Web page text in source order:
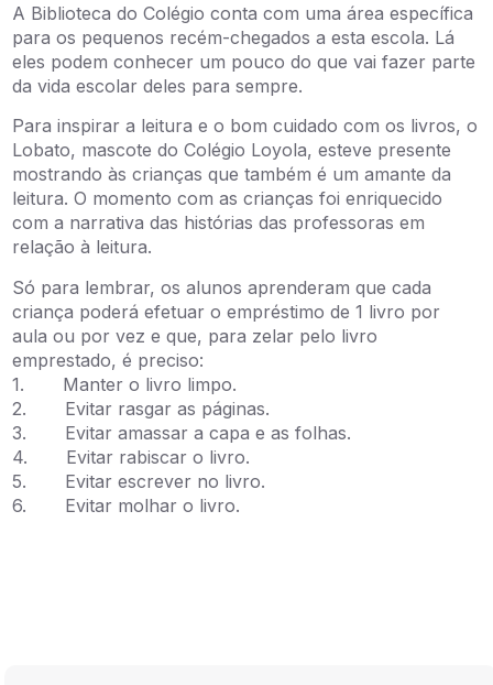
A Biblioteca do Colégio conta com uma área específica
para os pequenos recém-chegados a esta escola. Lá
eles podem conhecer um pouco do que vai fazer parte
da vida escolar deles para sempre.
Para inspirar a leitura e o bom cuidado com os livros, o
Lobato, mascote do Colégio Loyola, esteve presente
mostrando às crianças que também é um amante da
leitura. O momento com as crianças foi enriquecido
com a narrativa das histórias das professoras em
relação à leitura.
Só para lembrar, os alunos aprenderam que cada
criança poderá efetuar o empréstimo de 1 livro por
aula ou por vez e que, para zelar pelo livro
emprestado, é preciso:
1. Manter o livro limpo.
2. Evitar rasgar as páginas.
3. Evitar amassar a capa e as folhas.
4. Evitar rabiscar o livro.
5. Evitar escrever no livro.
6. Evitar molhar o livro.